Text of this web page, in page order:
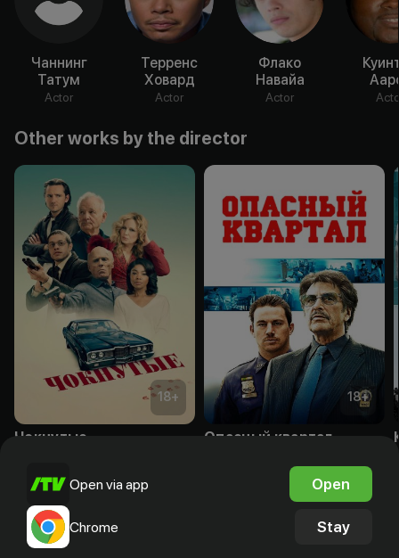
Чаннинг
Татум
Actor
Терренс
Ховард
Actor
Флако
Навайа
Actor
Other works by the director
18+
Чокнутые
18+
Опасный квартал
Open via app Open
Chrome Stay